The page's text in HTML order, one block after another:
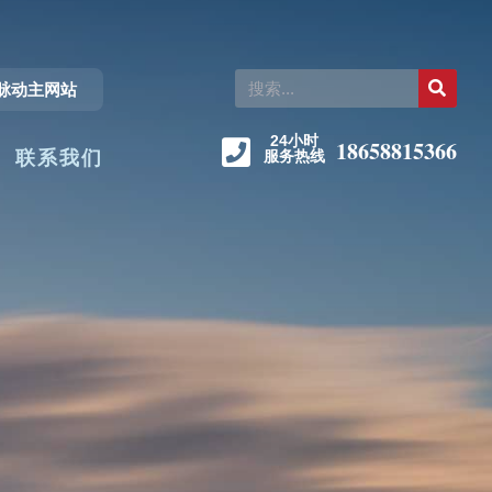
动主网站
联系我们
24小时
服务热线
3 6 6
1865881536 6